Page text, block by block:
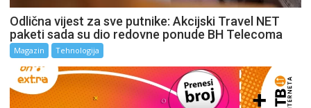
Odlična vijest za sve putnike: Akcijski Travel NET
paketi sada su dio redovne ponude BH Telecoma
Magazin Tehnologija